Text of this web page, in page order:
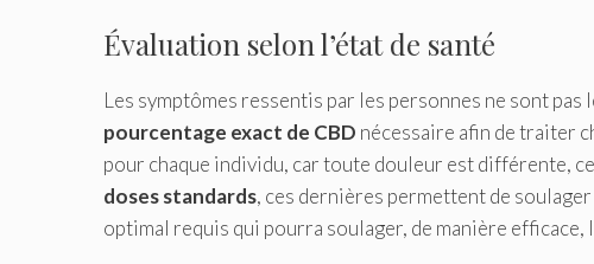
Évaluation selon l’état de santé
Les symptômes ressentis par les personnes ne sont pas
pourcentage exact de CBD nécessaire afin de traiter
pour chaque individu, car toute douleur est différente,
doses standards, ces dernières permettent de
optimal requis qui pourra soulager, de manière efficace,